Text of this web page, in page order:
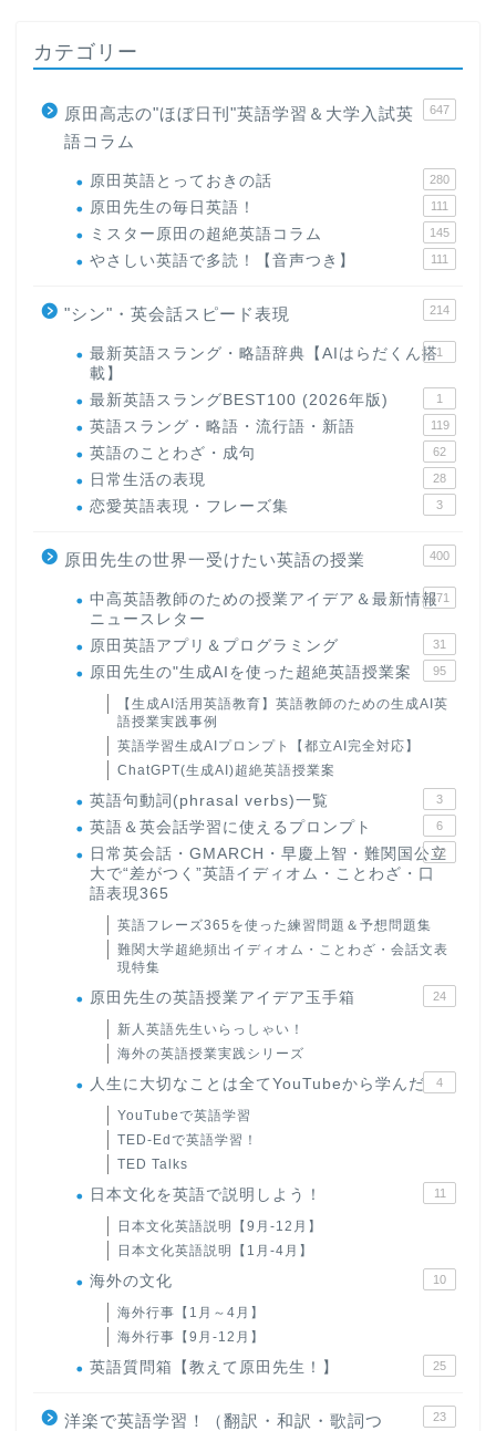
カテゴリー
原田高志の"ほぼ日刊"英語学習＆大学入試英
語コラム
647
原田英語とっておきの話 280
原田先生の毎日英語！ 111
ミスター原田の超絶英語コラム 145
やさしい英語で多読！【音声つき】 111
"シン"・英会話スピード表現 214
最新英語スラング・略語辞典【AIはらだくん搭
載】
1
最新英語スラングBEST100 (2026年版) 1
英語スラング・略語・流行語・新語 119
英語のことわざ・成句 62
日常生活の表現 28
恋愛英語表現・フレーズ集 3
原田先生の世界一受けたい英語の授業 400
中高英語教師のための授業アイデア＆最新情報
ニュースレター
171
原田英語アプリ＆プログラミング 31
原田先生の"生成AIを使った超絶英語授業案 95
【生成AI活用英語教育】英語教師のための生成AI英
語授業実践事例
英語学習生成AIプロンプト【都立AI完全対応】
ChatGPT(生成AI)超絶英語授業案
英語句動詞(phrasal verbs)一覧 3
英語＆英会話学習に使えるプロンプト 6
日常英会話・GMARCH・早慶上智・難関国公立
大で“差がつく”英語イディオム・ことわざ・口
語表現365
22
英語フレーズ365を使った練習問題＆予想問題集
難関大学超絶頻出イディオム・ことわざ・会話文表
現特集
原田先生の英語授業アイデア玉手箱 24
新人英語先生いらっしゃい！
海外の英語授業実践シリーズ
人生に大切なことは全てYouTubeから学んだ 4
YouTubeで英語学習
TED-Edで英語学習！
TED Talks
日本文化を英語で説明しよう！ 11
日本文化英語説明【9月-12月】
日本文化英語説明【1月-4月】
海外の文化 10
海外行事【1月～4月】
海外行事【9月-12月】
英語質問箱【教えて原田先生！】 25
洋楽で英語学習！（翻訳・和訳・歌詞つ
23